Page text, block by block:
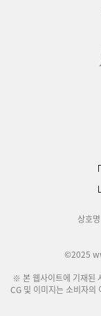
상호
©2025
※ 본 웹사이트에 기재된
CG 및 이미지는 소비자의